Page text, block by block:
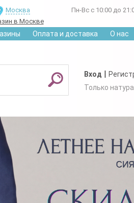
Москва
в Москве
Пн-Вс с 10:00 до
Оплата и доставка О нас
Вход |
Только